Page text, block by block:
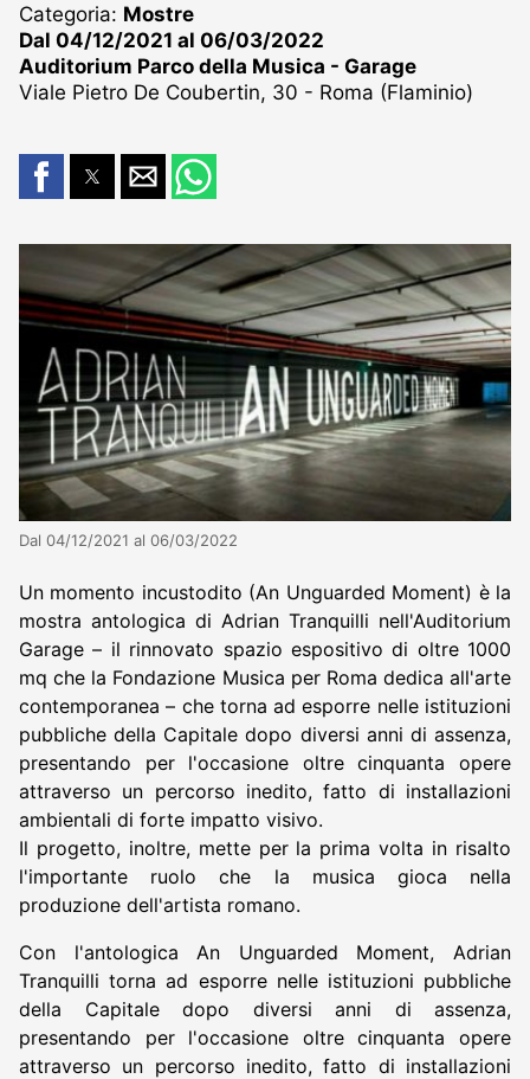
Categoria: Mostre
Dal 04/12/2021 al 06/03/2022
Auditorium Parco della Musica - Garage
Viale Pietro De Coubertin, 30 - Roma (Flaminio)
Dal 04/12/2021 al 06/03/2022
Un momento incustodito (An Unguarded Moment) è la
mostra antologica di Adrian Tranquilli nell'Auditorium
Garage – il rinnovato spazio espositivo di oltre 1000
mq che la Fondazione Musica per Roma dedica all'arte
contemporanea – che torna ad esporre nelle istituzioni
pubbliche della Capitale dopo diversi anni di assenza,
presentando per l'occasione oltre cinquanta opere
attraverso un percorso inedito, fatto di installazioni
ambientali di forte impatto visivo.
Il progetto, inoltre, mette per la prima volta in risalto
l'importante ruolo che la musica gioca nella
produzione dell'artista romano.
Con l'antologica An Unguarded Moment, Adrian
Tranquilli torna ad esporre nelle istituzioni pubbliche
della Capitale dopo diversi anni di assenza,
presentando per l'occasione oltre cinquanta opere
attraverso un percorso inedito, fatto di installazioni